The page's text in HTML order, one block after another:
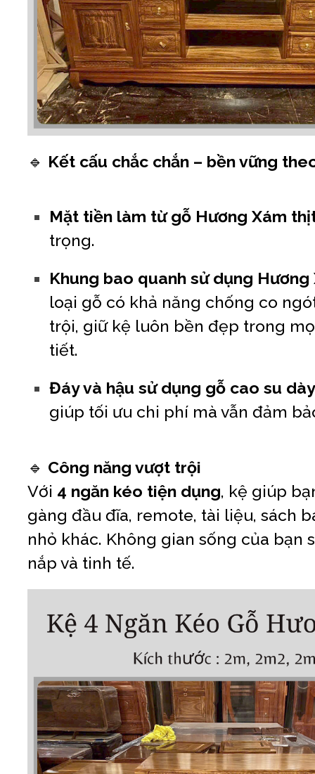
🔹 Kết cấu chắc chắn – bền vững
Mặt tiền làm từ gỗ Hương Xám
trọng.
Khung bao quanh sử dụng Hương
loại gỗ có khả năng chống co
trội, giữ kệ luôn bền đẹp trong
tiết.
Đáy và hậu sử dụng gỗ cao su dày
giúp tối ưu chi phí mà vẫn đảm
🔹 Công năng vượt trội
Với 4 ngăn kéo tiện dụng, kệ giúp
gàng đầu đĩa, remote, tài liệu, sách
nhỏ khác. Không gian sống của bạn
nắp và tinh tế.